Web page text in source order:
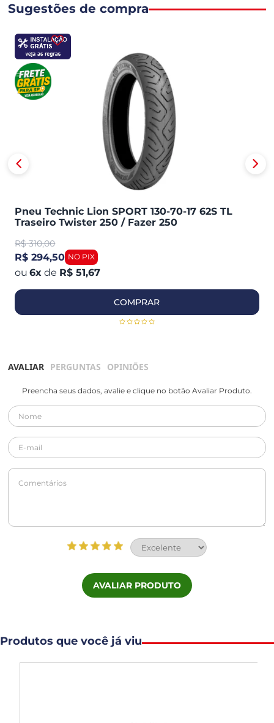
Sugestões de compra
Pneu Technic Lion SPORT 130-70-17 62S TL
Traseiro Twister 250 / Fazer 250
R$ 310,00
R$ 294,50
6x de R$ 51,67
COMPRAR
AVALIAR PERGUNTAS OPINIÕES
Preencha seus dados, avalie e clique no botão Avaliar Produto.
AVALIAR PRODUTO
Produtos que você já viu